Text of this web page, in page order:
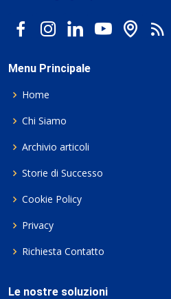
Menu Principale
Home
Chi Siamo
Archivio articoli
Storie di Successo
Cookie Policy
Privacy
Richiesta Contatto
Le nostre soluzioni